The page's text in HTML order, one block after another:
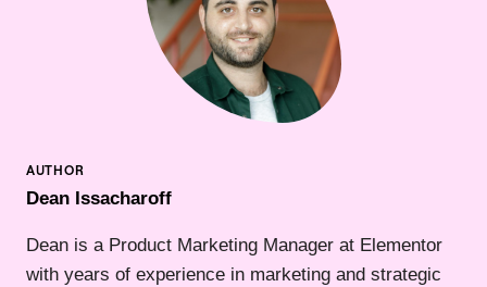
Dean Issacharoff
Dean is a Product Marketing Manager at Elementor
with years of experience in marketing and strategic